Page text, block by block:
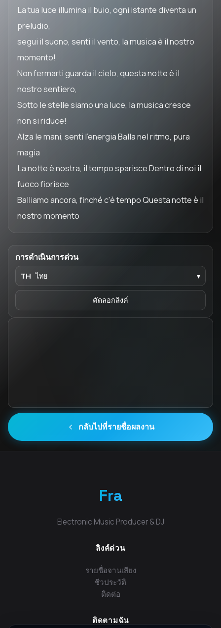
การดำเนินการด่วน
TH ไทย ▾
คัดลอกลิงค์
La tua luce illumina il buio, ogni istante diventa un
preludio,
segui il suono, senti il vento, la musica è il nostro
momento!
Non fermarti guarda il cielo, questa notte è il
nostro sentiero,
Sotto le stelle siamo una luce, la musica cresce
non si riduce!
Alza le mani, senti l'energia Balla nel ritmo, pura
magia
La notte è nostra, il tempo sparisce Dentro di noi il
fuoco fiorisce
Balliamo ancora, finché c'è tempo Questa notte è il
nostro momento
กลับไปที่รายชื่อผลงาน
Fra
Electronic Music Producer & DJ
ลิงค์ด่วน
รายชื่อจานเสียง
ชีวประวัติ
ติดต่อ
ติดตามฉัน